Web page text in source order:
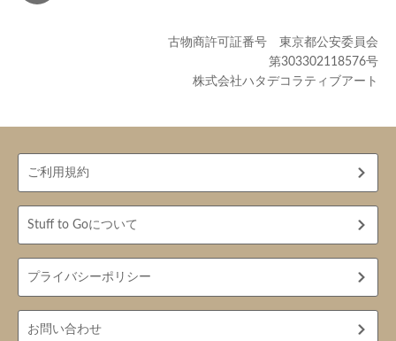
古物商許可証番号 東京都公安委員会
第303302118576号
株式会社ハタデコラティブアート
ご利用規約
Stuff to Goについて
プライバシーポリシー
お問い合わせ